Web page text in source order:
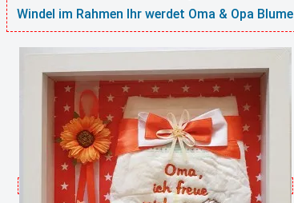
Windel im Rahmen Ihr werdet Oma & Opa Blume